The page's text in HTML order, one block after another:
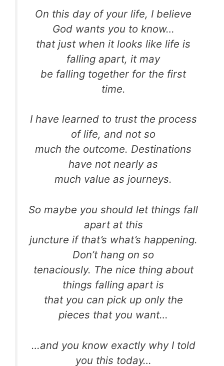
On this day of your life, I believe
God wants you to know…
that just when it looks like life is
falling apart, it may
be falling together for the first
time.
I have learned to trust the process
of life, and not so
much the outcome. Destinations
have not nearly as
much value as journeys.
So maybe you should let things fall
apart at this
juncture if that’s what’s happening.
Don’t hang on so
tenaciously. The nice thing about
things falling apart is
that you can pick up only the
pieces that you want…
…and you know exactly why I told
you this today…